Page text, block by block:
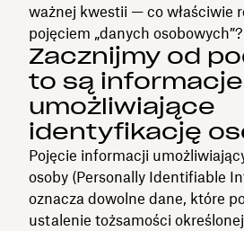
ważnej kwestii — co właściwie
pojęciem „danych osobowych”?
Zacznijmy od
to są informacje
umożliwiające
identyfikację
Pojęcie informacji
osoby (Personally Identifiable
oznacza dowolne dane, które
ustalenie tożsamości